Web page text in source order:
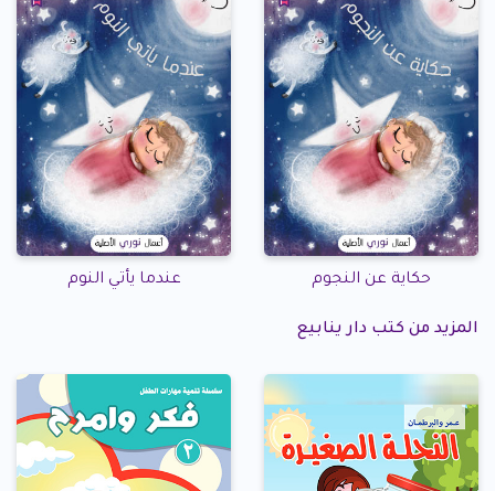
حكاية عن النجوم عندما يأتي النوم
المزيد من كتب دار ينابيع